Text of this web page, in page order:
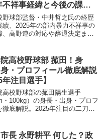
不祥事経緯と今後の課題
イド】
野球部監督・中井哲之氏の経歴
績、2025年の部内暴力不祥事の
、高野連の対応や辞退決定まで
す。高校野球部 菰田！身
・プロフィール徹底解説
年注目選手】
高校野球部の菰田陽生選手
・100kg）の身長・出身・プロフ
徹底解説。2025年注目の二刀流
長 永野耕平 何した？政